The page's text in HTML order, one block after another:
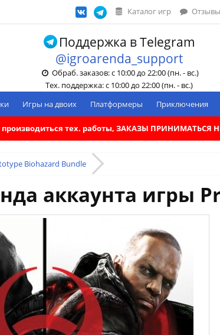
Каталог игр Отзывы
Поддержка в Telegram
@igroarenda_support
Обраб. заказов: с 10:00 до 22:00 (пн. - вс.)
Тех. поддержка: с 10:00 до 22:00 (пн. - вс.)
Игры на двоих Платформеры Приключения
производиться тех. работы, ЗАКАЗЫ ПРИНИМАТЬСЯ
Biohazard Bundle
аккаунта игры